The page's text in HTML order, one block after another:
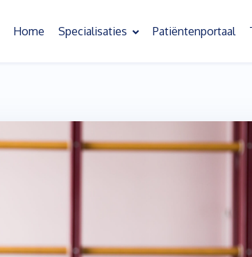
Home Specialisaties
Bekkenoefentherapie
Patiëntenportaal